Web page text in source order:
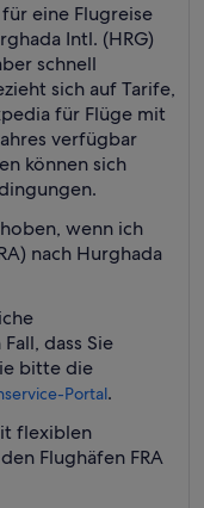
eine Flugreise
Intl. (HRG)
schnell
sich auf Tarife,
für Flüge mit
verfügbar
können sich
wenn ich
nach Hurghada
dass Sie
bitte die
Portal.
flexiblen
Flughäfen FRA